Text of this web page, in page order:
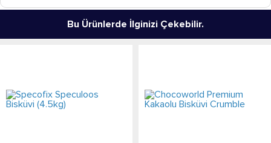
Bu Ürünlerde İlginizi Çekebilir.